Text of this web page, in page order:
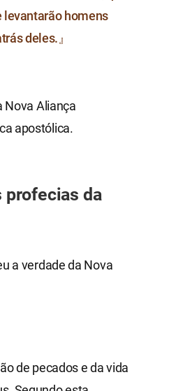
levantarão homens
deles.』
Nova Aliança
apostólica.
profecias da
a verdade da Nova
de pecados e da vida